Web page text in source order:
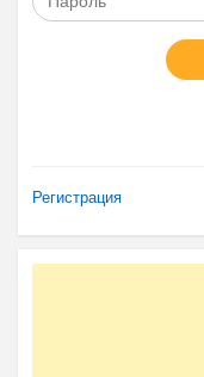
Регистрация